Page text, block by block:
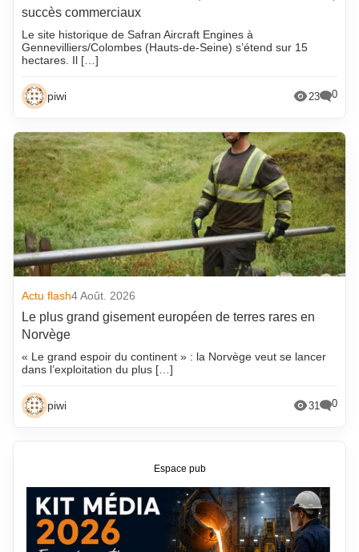
succès commerciaux
Le site historique de Safran Aircraft Engines à
Gennevilliers/Colombes (Hauts-de-Seine) s’étend sur 15
hectares. Il […]
piwi 23 0
Actu flash4 Août. 2026
Le plus grand gisement européen de terres rares en
Norvège
« Le grand espoir du continent » : la Norvège veut se lancer
dans l’exploitation du plus […]
piwi 31 0
Espace pub